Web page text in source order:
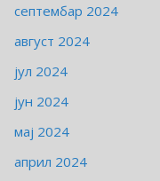
септембар 2024
август 2024
јул 2024
јун 2024
мај 2024
април 2024